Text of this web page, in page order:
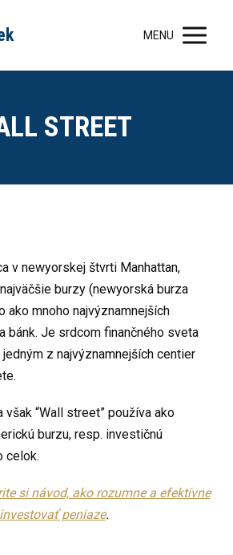
MENU
STREET
v newyorskej štvrti Manhattan,
burzy (newyorská burza
ako mnoho najvýznamnejších
bánk. Je srdcom finančného sveta
jedným z najvýznamnejších centier
“Wall street” používa ako
burzu, resp. investičnú
celok.
si návod, ako rozumne a efektívne
investovať peniaze.